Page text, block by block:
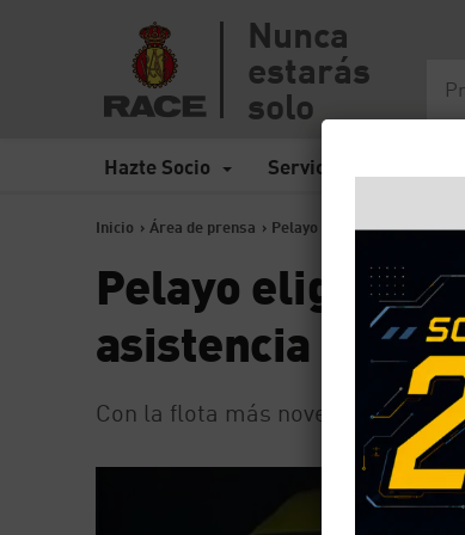
Nunca
estarás
solo
Hazte Socio Servicios
Inicio > Área de prensa > Pelayo elige al RACE para
Pelayo elige al
asistencia en
Con la flota más novedosa flota